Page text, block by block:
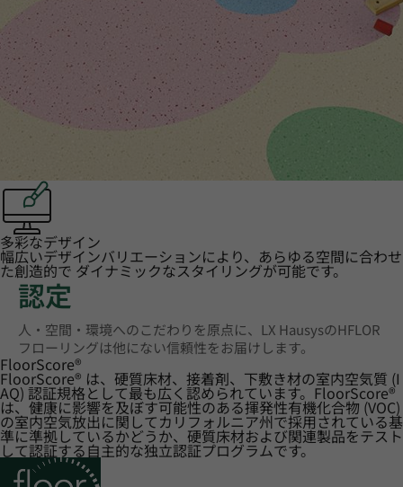
多彩なデザイン
幅広いデザインバリエーションにより、あらゆる空間に合わせ
た創造的で ダイナミックなスタイリングが可能です。
認定
人・空間・環境へのこだわりを原点に、LX HausysのHFLOR
フローリングは他にない信頼性をお届けします。
FloorScore®
FloorScore® は、硬質床材、接着剤、下敷き材の室内空気質 (I
AQ) 認証規格として最も広く認められています。FloorScore®
は、健康に影響を及ぼす可能性のある揮発性有機化合物 (VOC)
の室内空気放出に関してカリフォルニア州で採用されている基
準に準拠しているかどうか、硬質床材および関連製品をテスト
して認証する自主的な独立認証プログラムです。